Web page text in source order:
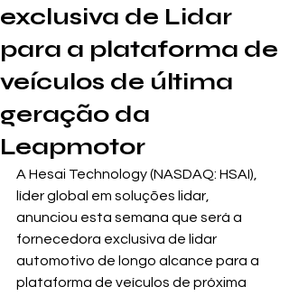
exclusiva de Lidar
para a plataforma de
veículos de última
geração da
Leapmotor
A Hesai Technology (NASDAQ: HSAI),
líder global em soluções lidar,
anunciou esta semana que será a
fornecedora exclusiva de lidar
automotivo de longo alcance para a
plataforma de veículos de próxima